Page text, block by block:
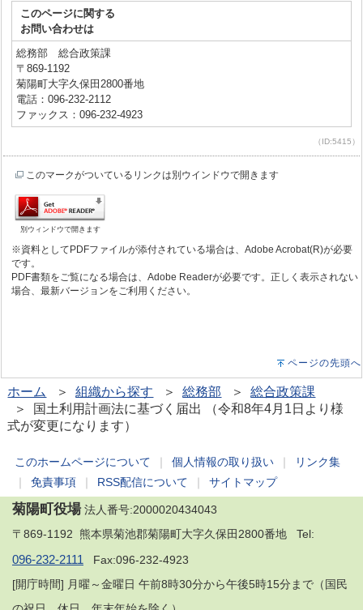
このページに関する
お問い合わせは
総務部 総合政策課
〒869-1192
菊陽町大字久保田2800番地
電話：096-232-2112
ファックス：096-232-4923
（ID:5415）
このマークがついているリンクは別ウインドウで開きます
別ウィンドウで開きます
※資料としてPDFファイルが添付されている場合は、Adobe Acrobat(R)が必要
です。
PDF書類をご覧になる場合は、Adobe Readerが必要です。正しく表示されない
場合、最新バージョンをご利用ください。
ページの先頭へ
ホーム ＞組織から探す ＞総務部 ＞総合政策課
＞ 国土利用計画法に基づく届出 （令和8年4月1日より様
式が変更になります）
このホームページについて 個人情報の取り扱い
リンク集
免責事項 RSS配信について サイトマップ
菊陽町役場法人番号:2000020434043
〒869-1192 熊本県菊池郡菊陽町大字久保田2800番地 Tel:
096-232-2111 Fax:096-232-4923
[開庁時間] 月曜～金曜日 午前8時30分から午後5時15分まで（国民